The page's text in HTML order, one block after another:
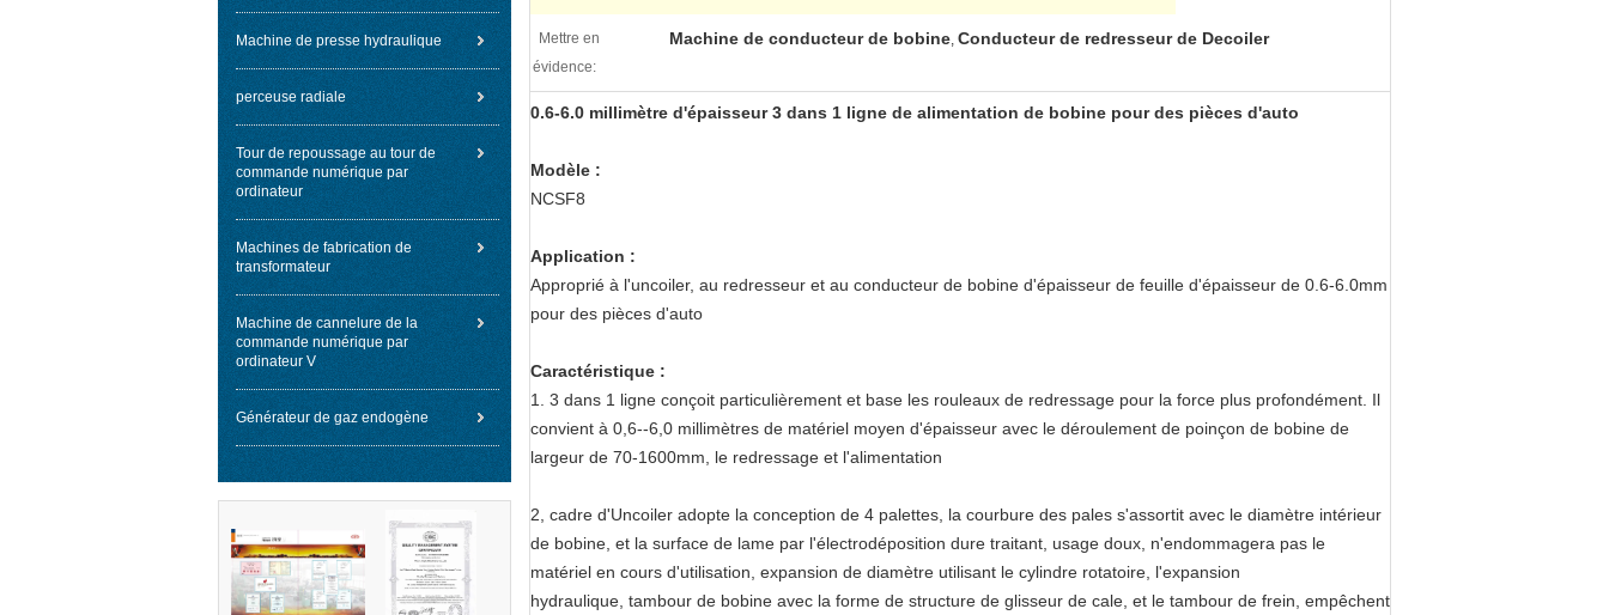
Machine de presse hydraulique
perceuse radiale
Tour de repoussage au tour de
commande numérique par
ordinateur
Machines de fabrication de
transformateur
Machine de cannelure de la
commande numérique par
ordinateur V
Générateur de gaz endogène
Mettre en
évidence:
Machine de conducteur de bobine, Conducteur de redresseur de Decoiler
0.6-6.0 millimètre d'épaisseur 3 dans 1 ligne de alimentation de bobine pour des pièces d'auto
Modèle :
NCSF8
Application :
Approprié à l'uncoiler, au redresseur et au conducteur de bobine d'épaisseur de feuille d'épaisseur de 0.6-6.0mm
pour des pièces d'auto
Caractéristique :
1. 3 dans 1 ligne conçoit particulièrement et base les rouleaux de redressage pour la force plus profondément. Il
convient à 0,6--6,0 millimètres de matériel moyen d'épaisseur avec le déroulement de poinçon de bobine de
largeur de 70-1600mm, le redressage et l'alimentation
2, cadre d'Uncoiler adopte la conception de 4 palettes, la courbure des pales s'assortit avec le diamètre intérieur
de bobine, et la surface de lame par l'électrodéposition dure traitant, usage doux, n'endommagera pas le
matériel en cours d'utilisation, expansion de diamètre utilisant le cylindre rotatoire, l'expansion
hydraulique, tambour de bobine avec la forme de structure de glisseur de cale, et le tambour de frein, empêchent